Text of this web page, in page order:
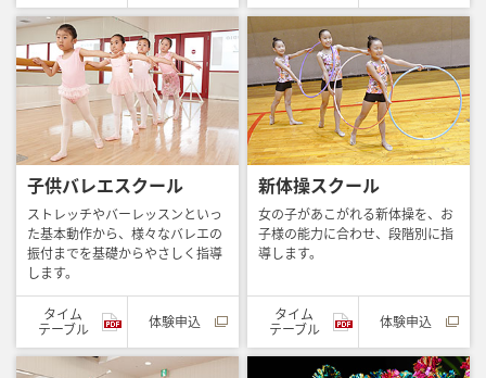
子供バレエスクール
ストレッチやバーレッスンといっ
た基本動作から、様々なバレエの
振付までを基礎からやさしく指導
します。
タイム
テーブル
体験申込
新体操スクール
女の子があこがれる新体操を、お
子様の能力に合わせ、段階別に指
導します。
タイム
テーブル
体験申込